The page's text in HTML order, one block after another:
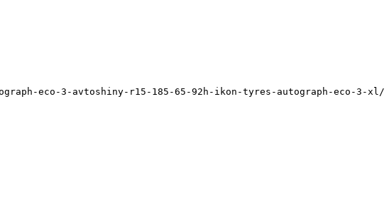
eco-3-avtoshiny-r15-185-65-92h-ikon-tyres-autograph-eco-3-xl/